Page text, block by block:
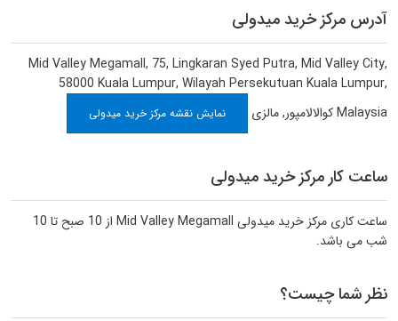
آدرس مرکز خرید میدولی
Mid Valley Megamall, 75, Lingkaran Syed Putra, Mid Valley City,
58000 Kuala Lumpur, Wilayah Persekutuan Kuala Lumpur,
Malaysiaکوالالامپور,مالزی نمایش نقشه مرکز خرید میدولی
ساعت کار مرکز خرید میدولی
ساعت کاری مرکز خرید میدولی Mid Valley Megamall از 10 صبح تا 10
شب می باشد.
نظر شما چیست؟